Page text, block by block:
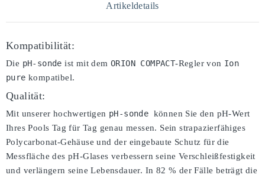
Artikeldetails
Kompatibilität:
Die pH-sonde ist mit demORION COMPACT-Regler von Ion
pure kompatibel.
Qualität:
Mit unserer hochwertigen pH-sonde können Sie den pH-Wert
Ihres Pools Tag für Tag genau messen. Sein strapazierfähiges
Polycarbonat-Gehäuse und der eingebaute Schutz für die
Messfläche des pH-Glases verbessern seine Verschleißfestigkeit
und verlängern seine Lebensdauer. In 82 % der Fälle beträgt die